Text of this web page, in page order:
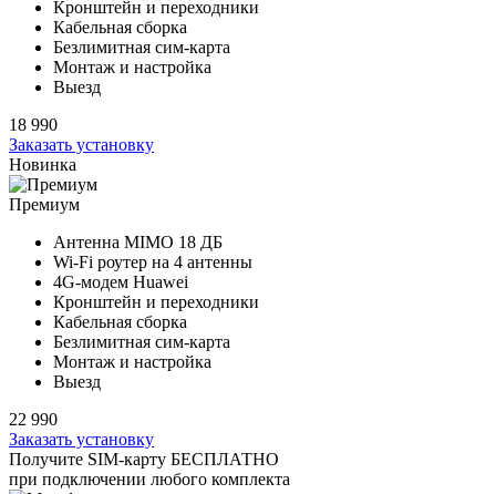
Кронштейн и переходники
Кабельная сборка
Безлимитная сим-карта
Монтаж и настройка
Выезд
18 990
Заказать установку
Новинка
Премиум
Антенна MIMO 18 ДБ
Wi-Fi роутер на 4 антенны
4G-модем Huawei
Кронштейн и переходники
Кабельная сборка
Безлимитная сим-карта
Монтаж и настройка
Выезд
22 990
Заказать установку
Получите SIM-карту БЕСПЛАТНО
при подключении любого комплекта